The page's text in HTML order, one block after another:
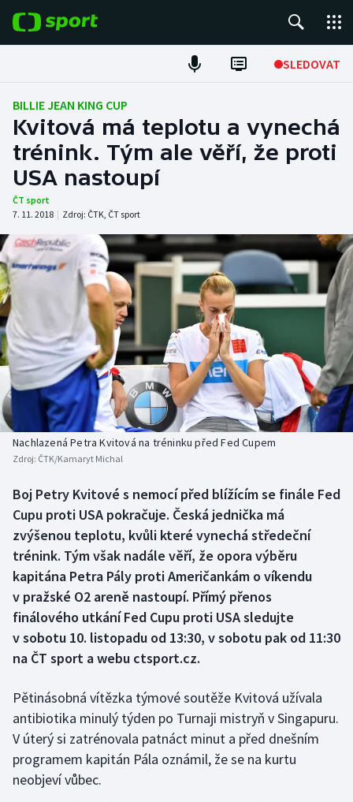
SLEDOVAT
Fotbal
Hokej
Tenis
Atletika
Cyklistika
DALŠÍ SPORTY
Americký fotbal
Baseball a softbal
Basketbal
Biatlon
Box
Curling
Dostihy
Florbal
Futsal
Golf
Gymnastika
Házená
NEPŘEHLÉDNĚTE
Soutěže
Historické návraty
Aplikace ČT sport
BILLIE JEAN KING CUP
Kvitová má teplotu a vynechá
trénink. Tým ale věří, že proti
USA nastoupí
ČT sport
7. 11. 2018 | Zdroj: ČTK, ČT sport
Nachlazená Petra Kvitová na tréninku před Fed Cupem
Zdroj: ČTK/Kamaryt Michal
Boj Petry Kvitové s nemocí před blížícím se finále Fed
Cupu proti USA pokračuje. Česká jednička má
zvýšenou teplotu, kvůli které vynechá středeční
trénink. Tým však nadále věří, že opora výběru
kapitána Petra Pály proti Američankám o víkendu
v pražské O2 areně nastoupí. Přímý přenos
finálového utkání Fed Cupu proti USA sledujte
v sobotu 10. listopadu od 13:30, v sobotu pak od 11:30
na ČT sport a webu ctsport.cz.
Pětinásobná vítězka týmové soutěže Kvitová užívala
antibiotika minulý týden po Turnaji mistryň v Singapuru.
V úterý si zatrénovala patnáct minut a před dnešním
programem kapitán Pála oznámil, že se na kurtu
neobjeví vůbec.